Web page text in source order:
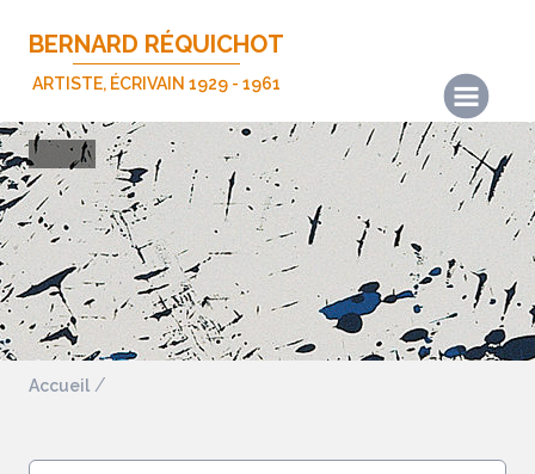
BERNARD RÉQUICHOT
ARTISTE, ÉCRIVAIN 1929 - 1961
Actualités
Les œuvres
Les écrits
Expositions
Publications
Biographie
Accueil